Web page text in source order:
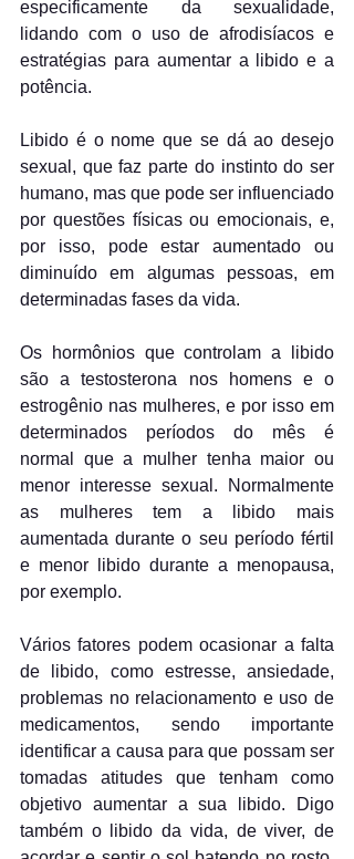
especificamente da sexualidade,
lidando com o uso de afrodisíacos e
estratégias para aumentar a libido e a
potência.
Libido é o nome que se dá ao desejo
sexual, que faz parte do instinto do ser
humano, mas que pode ser influenciado
por questões físicas ou emocionais, e,
por isso, pode estar aumentado ou
diminuído em algumas pessoas, em
determinadas fases da vida.
Os hormônios que controlam a libido
são a testosterona nos homens e o
estrogênio nas mulheres, e por isso em
determinados períodos do mês é
normal que a mulher tenha maior ou
menor interesse sexual. Normalmente
as mulheres tem a libido mais
aumentada durante o seu período fértil
e menor libido durante a menopausa,
por exemplo.
Vários fatores podem ocasionar a falta
de libido, como estresse, ansiedade,
problemas no relacionamento e uso de
medicamentos, sendo importante
identificar a causa para que possam ser
tomadas atitudes que tenham como
objetivo aumentar a sua libido. Digo
também o libido da vida, de viver, de